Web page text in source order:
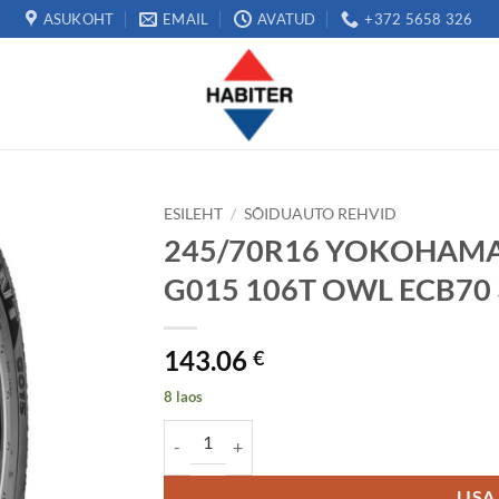
ASUKOHT EMAIL AVATUD +372 5658 326
ESILEHT / SÕIDUAUTO REHVID
245/70R16
G015 106T OWL ECB70
143.06 €
8 laos